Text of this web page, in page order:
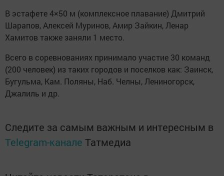
В эстафете 4×50 м (комплексное плавание) Дмитрий
Шарапов, Алексей Муринов, Амир Зайкин, Ленар
Хамитов также заняли 1 место.
Всего в соревнованиях принимало участие 30 команд
(200 человек) из таких городов и поселков как: Заинск,
Бугульма, Кам. Поляны, Наб. Челны, Лениногорск,
Джалиль и др.
Следите за самым важным и интересным в
Telegram-канале Татмедиа